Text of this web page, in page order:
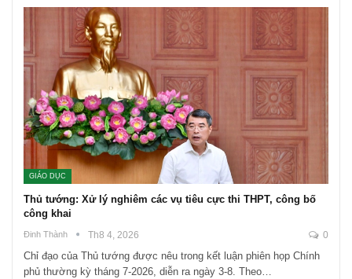
GIÁO DỤC
Thủ tướng: Xử lý nghiêm các vụ tiêu cực thi THPT, công bố
công khai
Đinh Thành Th8 4, 2026 0
Chỉ đạo của Thủ tướng được nêu trong kết luận phiên họp Chính
phủ thường kỳ tháng 7-2026, diễn ra ngày 3-8. Theo…